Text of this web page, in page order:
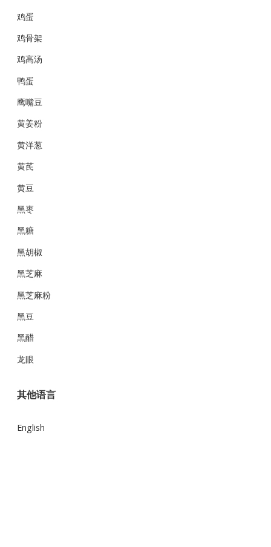
鸡蛋
鸡骨架
鸡高汤
鸭蛋
鹰嘴豆
黄姜粉
黄洋葱
黄芪
黄豆
黑枣
黑糖
黑胡椒
黑芝麻
黑芝麻粉
黑豆
黑醋
龙眼
其他语言
English